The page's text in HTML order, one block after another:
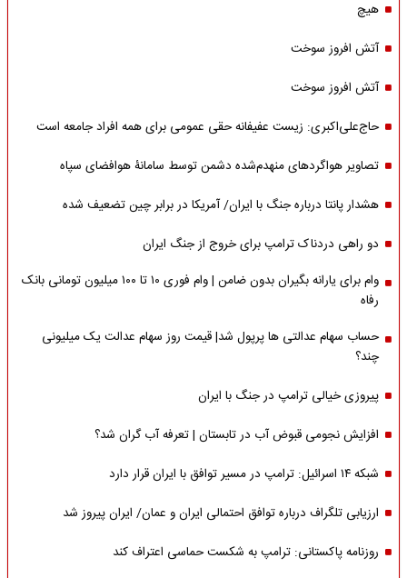
هیچ
آتش افروز سوخت
آتش افروز سوخت
حاج‌علی‌اکبری: زیست عفیفانه حقی عمومی برای همه افراد جامعه است
تصاویر هواگردهای منهدم‌شده دشمن توسط سامانۀ هوافضای سپاه
هشدار پانتا درباره جنگ با ایران/ آمریکا در برابر چین تضعیف شده
دو راهی دردناک ترامپ برای خروج از جنگ ایران
وام برای یارانه بگیران بدون ضامن | وام فوری ۱۰ تا ۱۰۰ میلیون تومانی بانک
رفاه
حساب سهام عدالتی ها پرپول شد| قیمت روز سهام عدالت یک میلیونی
چند؟
پیروزی خیالی ترامپ در جنگ با ایران
افزایش نجومی قبوض آب در تابستان | تعرفه آب گران شد؟
شبکه ۱۴ اسرائیل: ترامپ در مسیر توافق با ایران قرار دارد
ارزیابی تلگراف درباره توافق احتمالی ایران و عمان/ ایران پیروز شد
روزنامه پاکستانی: ترامپ به شکست حماسی اعتراف کند